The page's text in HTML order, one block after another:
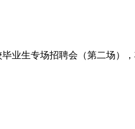
业生专场招聘会（第二场）